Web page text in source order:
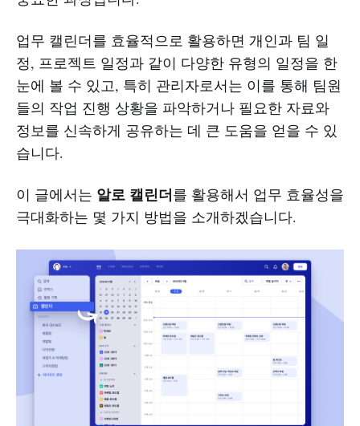
업무 캘린더를 효율적으로 활용하면 개인과 팀 일
정, 프로젝트 일정과 같이 다양한 유형의 일정을 한
눈에 볼 수 있고, 특히 관리자로서는 이를 통해 팀원
들의 작업 진행 상황을 파악하거나 필요한 자료와
정보를 신속하게 공유하는 데 큰 도움을 얻을 수 있
습니다.
이 글에서는 알로 캘린더를 활용해서 업무 효율성을
극대화하는 몇 가지 방법을 소개하겠습니다.